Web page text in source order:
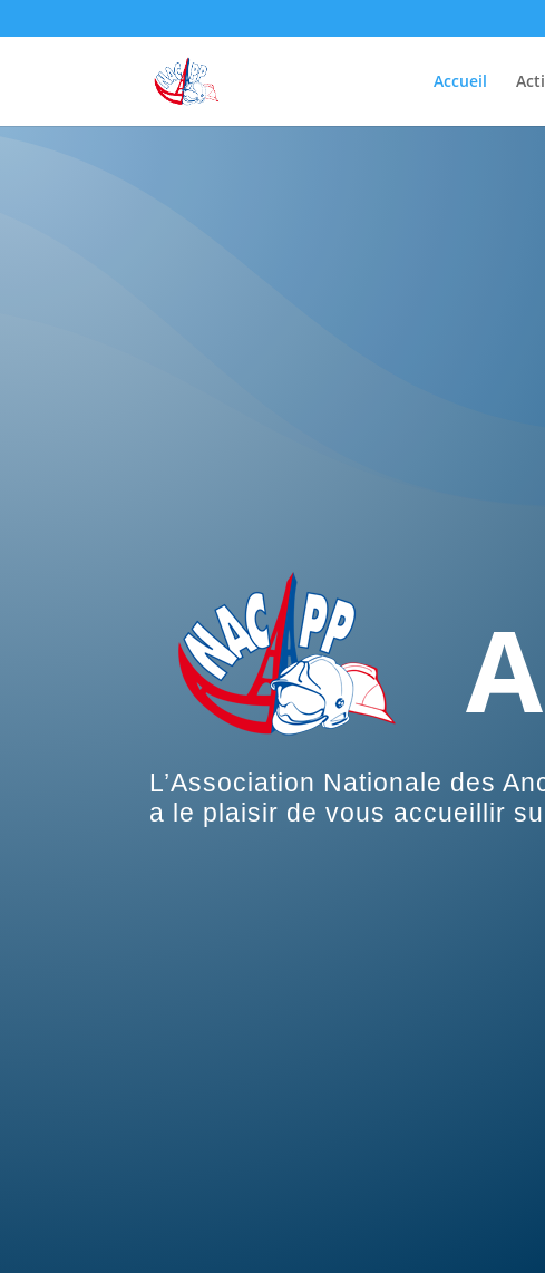
Accueil
L’Association Nationale des
a le plaisir de vous accueillir